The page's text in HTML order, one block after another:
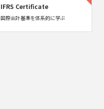
IFRS Certificate
国際会計基準を体系的に学ぶ